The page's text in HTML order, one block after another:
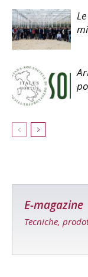
E-magazine
Tecniche,